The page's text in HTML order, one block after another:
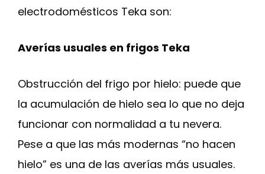
electrodomésticos Teka son:
Averías usuales en frigos Teka
Obstrucción del frigo por hielo: puede que
la acumulación de hielo sea lo que no deja
funcionar con normalidad a tu nevera.
Pese a que las más modernas “no hacen
hielo” es una de las averías más usuales.